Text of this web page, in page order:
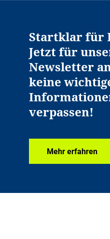
Startklar für
Jetzt für
Newsletter
keine
verpassen!
Mehr erfahren